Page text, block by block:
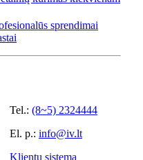
Tel.: (8~5) 2324444
El. p.: info@iv.lt
Klientų sistema